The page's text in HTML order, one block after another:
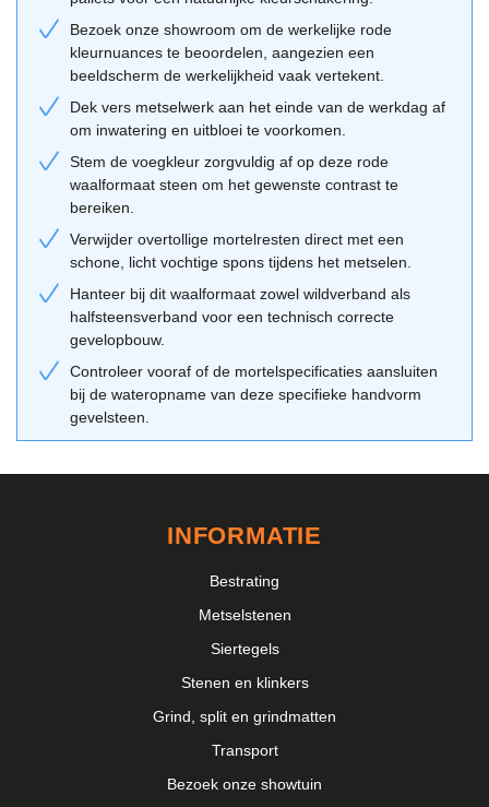
bouwkunst. We zien deze sortering veel terug in de jaren '30 stijl,
maar ook in de landelijke architectuur van vandaag. De warme
rode kleur combineert mooi met natuurlijke materialen zoals hout
en riet. Voor wie een tijdloze gevel zoekt die over vijftig jaar nog
steeds relevant is, is deze rode metselsteen een veilige en
esthetisch verantwoorde keuze. Je vindt vergelijkbare stijlen bij
handvorm baksteencollectie, die aansluit bij zowel
historische als eigentijdse ontwerpen.
Combinatietips van de Geba 201
Voor een optimaal resultaat raden wij aan de stenen te verwerken
met een licht verdiepte voeg. Een zilvergrijze of beige voegmortel
haalt de rode nuances in de steen mooi naar voren. Combineer de
gevel met donkere kozijnen voor een modern contrast, of kies
voor wit schilderwerk voor een meer traditionele uitstraling.
Gebruik altijd onze
beste passen bij jouw ontwerp. Vergeet niet om stenen uit
Bezoek onze showroom om de werkelijke rode
kleurnuances te beoordelen, aangezien een
beeldscherm de werkelijkheid vaak vertekent.
Dek vers metselwerk aan het einde van de werkdag af
om inwatering en uitbloei te voorkomen.
Stem de voegkleur zorgvuldig af op deze rode
waalformaat steen om het gewenste contrast te
bereiken.
Verwijder overtollige mortelresten direct met een
schone, licht vochtige spons tijdens het metselen.
Hanteer bij dit waalformaat zowel wildverband als
halfsteensverband voor een technisch correcte
gevelopbouw.
Controleer vooraf of de mortelspecificaties aansluiten
bij de wateropname van deze specifieke handvorm
gevelsteen.
INFORMATIE
Bestrating
Metselstenen
Siertegels
Stenen en klinkers
Grind, split en grindmatten
Transport
Bezoek onze showtuin